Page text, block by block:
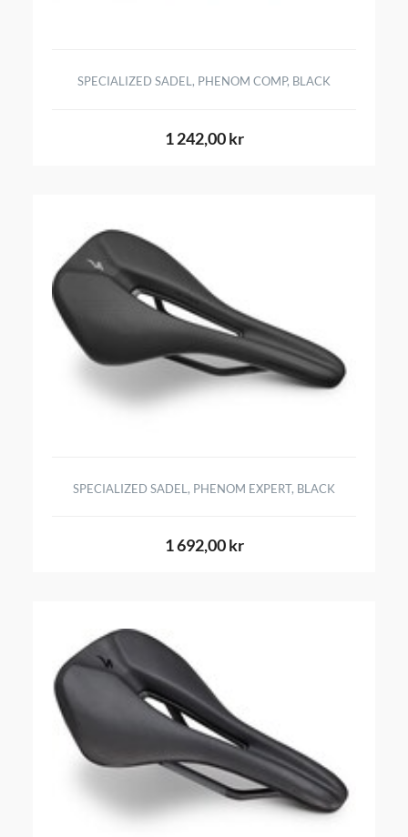
SPECIALIZED SADEL, PHENOM COMP, BLACK
1 242,00 kr
SPECIALIZED SADEL, PHENOM EXPERT, BLACK
1 692,00 kr